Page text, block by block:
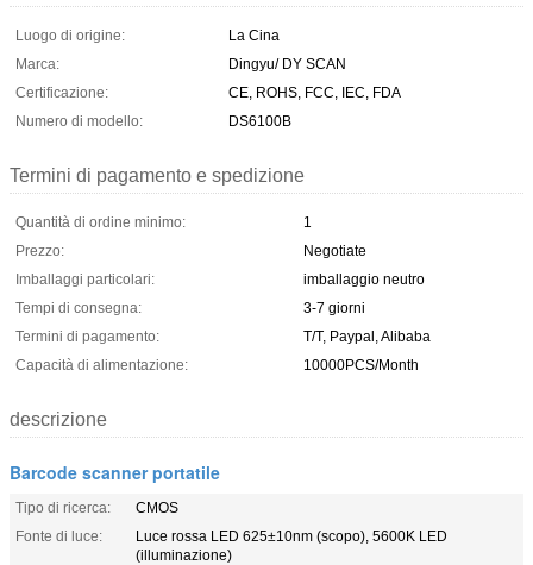
Luogo di origine:
La Cina
Marca:
Dingyu/ DY SCAN
Certificazione:
CE, ROHS, FCC, IEC, FDA
Numero di modello:
DS6100B
Termini di pagamento e spedizione
Quantità di ordine minimo:
1
Prezzo:
Negotiate
Imballaggi particolari:
imballaggio neutro
Tempi di consegna:
3-7 giorni
Termini di pagamento:
T/T, Paypal, Alibaba
Capacità di alimentazione:
10000PCS/Month
descrizione
Barcode scanner portatile
Tipo di ricerca:
CMOS
Fonte di luce:
Luce rossa LED 625±10nm (scopo), 5600K LED
(illuminazione)